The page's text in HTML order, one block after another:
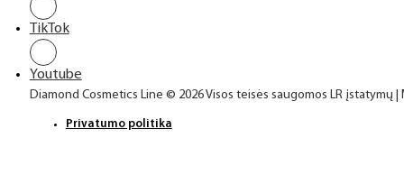
TikTok
Youtube
Diamond Cosmetics Line © 2026 Visos teisės saugomos LR įstatymų
Privatumo politika